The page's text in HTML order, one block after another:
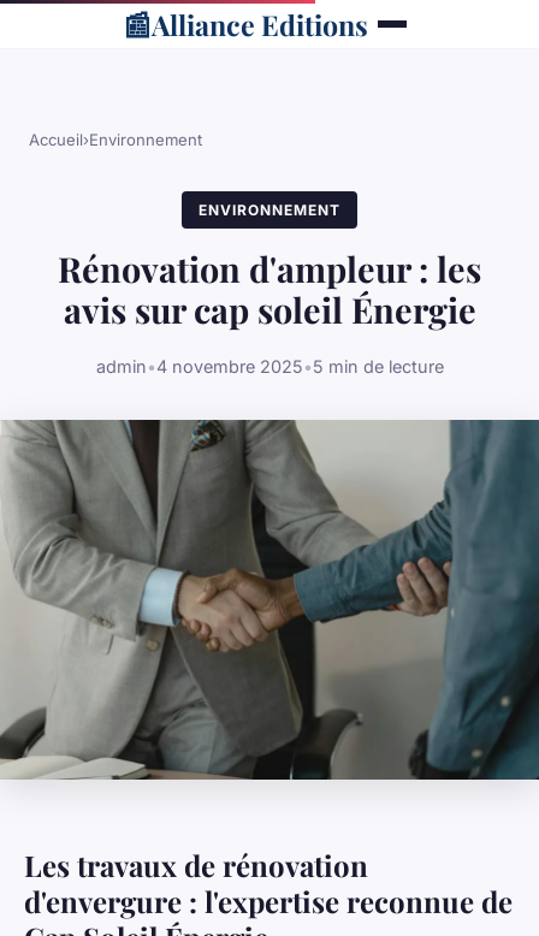
📰Alliance Editions
Accueil›Environnement
ENVIRONNEMENT
Rénovation d'ampleur : les
avis sur cap soleil Énergie
admin•4 novembre 2025•5 min de lecture
Les travaux de rénovation
d'envergure : l'expertise reconnue de